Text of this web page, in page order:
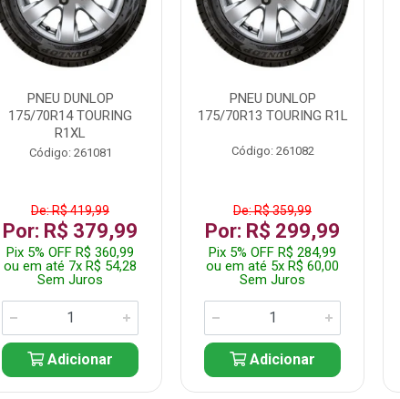
PNEU DUNLOP
175/70R14 TOURING
R1XL
Código: 261081
De: R$ 419,99
Por: R$ 379,99
Pix 5% OFF R$ 360,99
ou em até 7x R$ 54,28
Sem Juros
Adicionar
PNEU DUNLOP
175/70R13 TOURING R1L
Código: 261082
De: R$ 359,99
Por: R$ 299,99
Pix 5% OFF R$ 284,99
ou em até 5x R$ 60,00
Sem Juros
Adicionar